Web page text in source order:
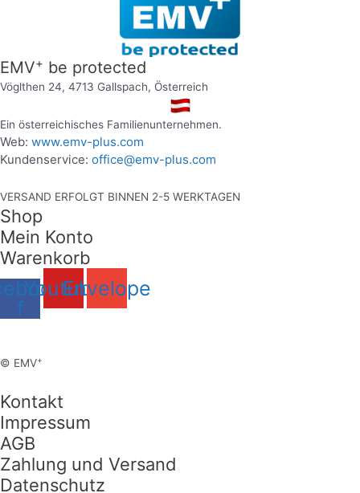
EMV+ be protected
Vöglthen 24, 4713 Gallspach, Österreich
Ein österreichisches Familienunternehmen.
Web: www.emv-plus.com
Kundenservice: office@emv-plus.com
VERSAND ERFOLGT BINNEN 2-5 WERKTAGEN
Shop
Mein Konto
Warenkorb
f
YoutubeEnvelope
© EMV+
Kontakt
Impressum
AGB
Zahlung und Versand
Datenschutz